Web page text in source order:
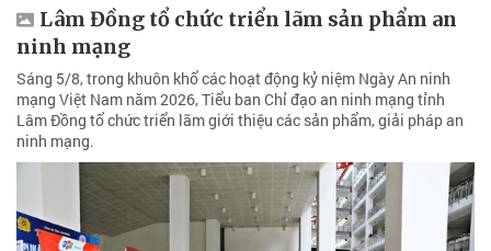
Lâm Đồng tổ chức triển lãm sản phẩm an
ninh mạng
Sáng 5/8, trong khuôn khổ các hoạt động kỷ niệm Ngày An ninh
mạng Việt Nam năm 2026, Tiểu ban Chỉ đạo an ninh mạng tỉnh
Lâm Đồng tổ chức triển lãm giới thiệu các sản phẩm, giải pháp an
ninh mạng.